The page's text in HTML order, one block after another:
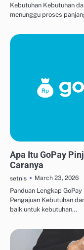
Kebutuhan Kebutuhan
menunggu proses
Apa Itu GoPay
Caranya
setnis
March 23, 2026
Panduan Lengkap
Pengajuan Kebutuhan
baik untuk kebutuhan…